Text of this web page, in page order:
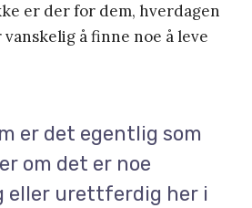
er der for dem, hverdagen
å finne noe å leve
er det egentlig som
om det er noe
eller urettferdig her i